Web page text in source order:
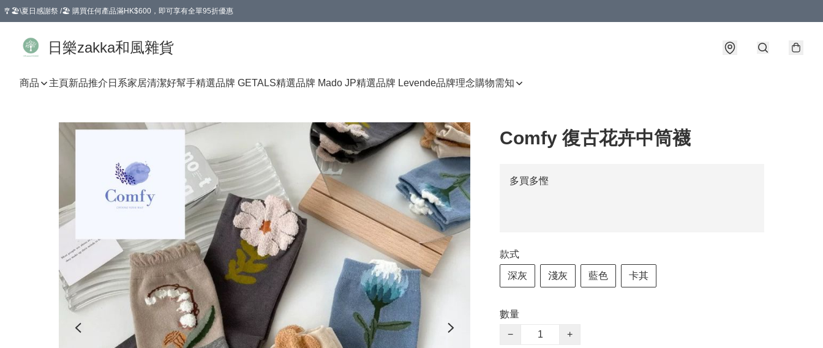
🎐🏖️\夏日感謝祭 /🏖️ 購買任何產品滿HK$600，即可享有全單95折優惠
日樂zakka和風雜貨
商品 主頁新品推介 日系家居清潔好幫手精選品牌 GETALS精選品牌 Mado JP精選品牌 Levende品牌理念購物需知
Comfy 復古花卉中筒襪
多買多慳
款式
深灰 淺灰 藍色 卡其
數量
−
+